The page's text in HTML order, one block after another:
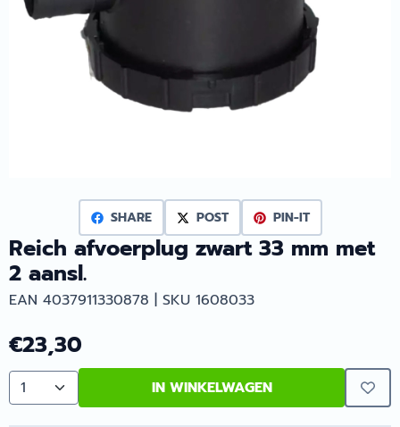
SHARE POST PIN-IT
Reich afvoerplug zwart 33 mm met
2 aansl.
EAN 4037911330878 | SKU 1608033
€23,30
Aantal IN WINKELWAGEN